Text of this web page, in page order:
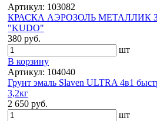
Артикул: 103082
КРАСКА АЭРОЗОЛЬ МЕТАЛЛИК
"KUDO"
380 руб.
шт
В корзину
Артикул: 104040
Грунт эмаль Slaven ULTRA 4в1
3,2кг
2 650 руб.
шт